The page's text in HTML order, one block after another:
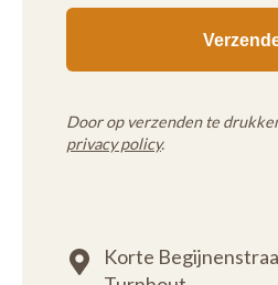
Door op verzenden te
privacy policy.
Korte